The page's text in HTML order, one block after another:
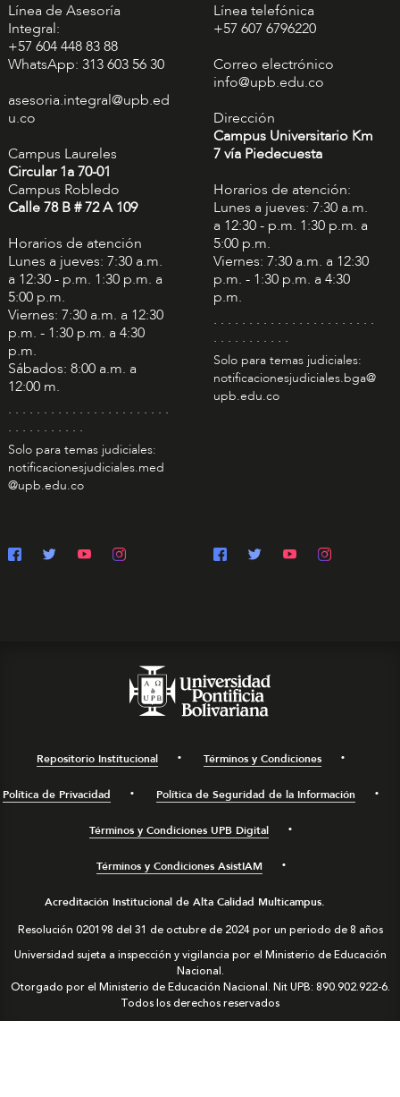
Línea de Asesoría
Integral:
+57 604 448 83 88
WhatsApp: 313 603 56 30
asesoria.integral@upb.ed
u.co
Campus Laureles
Circular 1a 70-01
Campus Robledo
Calle 78 B # 72 A 109
Horarios de atención
Lunes a jueves: 7:30 a.m.
a 12:30 - p.m. 1:30 p.m. a
5:00 p.m.
Viernes: 7:30 a.m. a 12:30
p.m. - 1:30 p.m. a 4:30
p.m.
Sábados: 8:00 a.m. a
12:00 m.
. . . . . . . . . . . . . . . . . . . . . . .
. . . . . . . . . . .
Solo para temas judiciales:
notificacionesjudiciales.med
@upb.edu.co
Línea telefónica
+57 607 6796220
Correo electrónico
info@upb.edu.co
Dirección
Campus Universitario Km
7 vía Piedecuesta
Horarios de atención:
Lunes a jueves: 7:30 a.m.
a 12:30 - p.m. 1:30 p.m. a
5:00 p.m.
Viernes: 7:30 a.m. a 12:30
p.m. - 1:30 p.m. a 4:30
p.m.
. . . . . . . . . . . . . . . . . . . . . . .
. . . . . . . . . . .
Solo para temas judiciales:
notificacionesjudiciales.bga@
upb.edu.co
Repositorio Institucional Términos y Condiciones
Política de Privacidad Política de Seguridad de la Información
Términos y Condiciones UPB Digital
Términos y Condiciones AsistIAM
Acreditación Institucional de Alta Calidad Multicampus.
Resolución 020198 del 31 de octubre de 2024 por un periodo de 8 años
Universidad sujeta a inspección y vigilancia por el Ministerio de Educación
Nacional.
Otorgado por el Ministerio de Educación Nacional. Nit UPB: 890.902.922-6.
Todos los derechos reservados